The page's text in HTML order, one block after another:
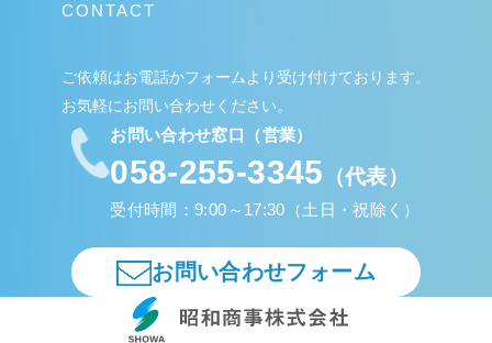
CONTACT
ご依頼はお電話かフォームより受け付けております。
お気軽にお問い合わせください。
お問い合わせ窓口（営業）
058-255-3345 （代表）
受付時間：9:00～17:30（土日・祝除く）
お問い合わせフォーム